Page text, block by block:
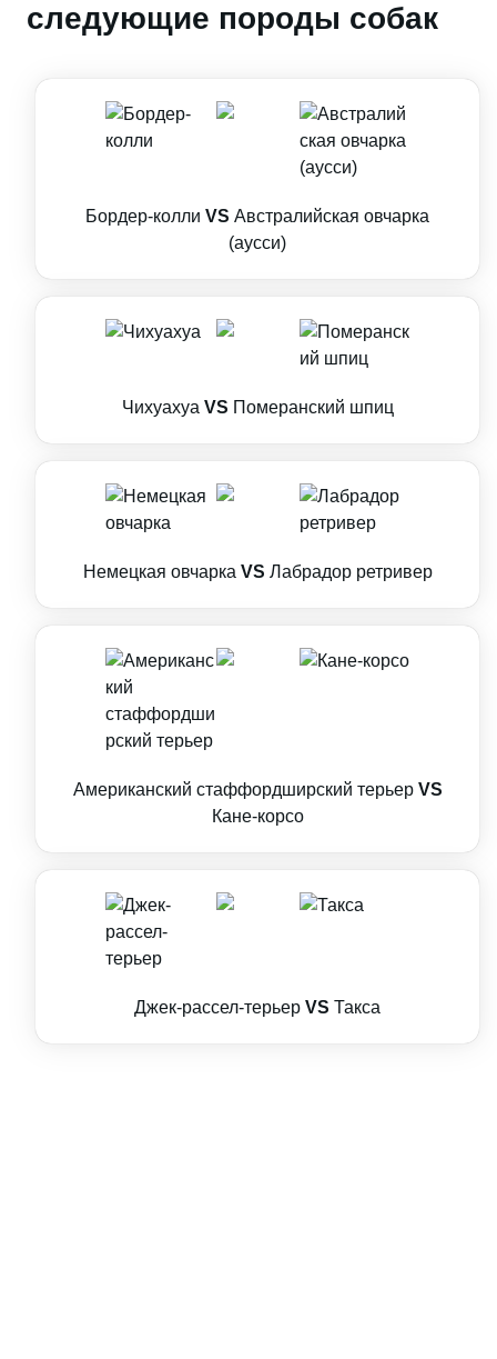
следующие породы собак
Бордер-колли VS Австралийская овчарка
(аусси)
Чихуахуа VS Померанский шпиц
Немецкая овчарка VS Лабрадор ретривер
Американский стаффордширский терьер VS
Кане-корсо
Джек-рассел-терьер VS Такса